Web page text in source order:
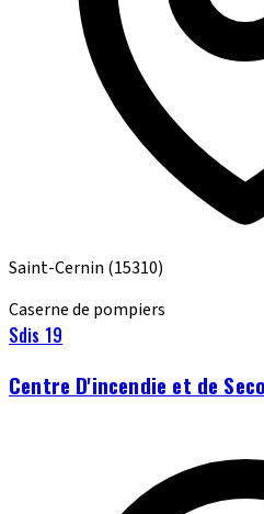
Saint-Cernin (15310)
Caserne de pompiers
Sdis 19
Centre D'incendie et de